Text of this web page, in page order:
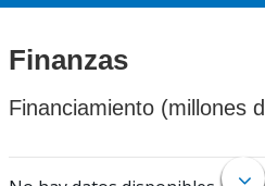
Finanzas
Financiamiento (millones